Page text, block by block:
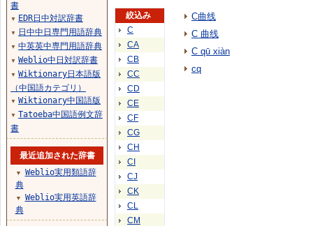
絞込み
C
CA
CB
CC
CD
CE
CF
CG
CH
CI
CJ
CK
CL
CM
C曲线
C 曲线
C qū xiàn
cq
書
▼ EDR日中対訳辞書
▼ 日中中日専門用語辞典
▼ 中英英中専門用語辞典
▼ Weblio中日対訳辞書
▼ Wiktionary日本語版
（中国語カテゴリ）
▼ Wiktionary中国語版
▼ Tatoeba中国語例文辞
書
最近追加された辞書
▼
Weblio実用類語辞
典
▼
Weblio実用英語辞
典